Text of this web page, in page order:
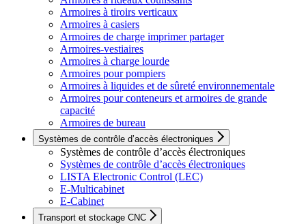
Armoires à tiroirs verticaux
Armoires à casiers
Armoires de charge imprimer partager
Armoires-vestiaires
Armoires à charge lourde
Armoires pour pompiers
Armoires à liquides et de sûreté environnementale
Armoires pour conteneurs et armoires de grande
capacité
Armoires de bureau
Systèmes de contrôle d’accès électroniques
Systèmes de contrôle d’accès électroniques
Systèmes de contrôle d’accès électroniques
LISTA Electronic Control (LEC)
E-Multicabinet
E-Cabinet
Transport et stockage CNC